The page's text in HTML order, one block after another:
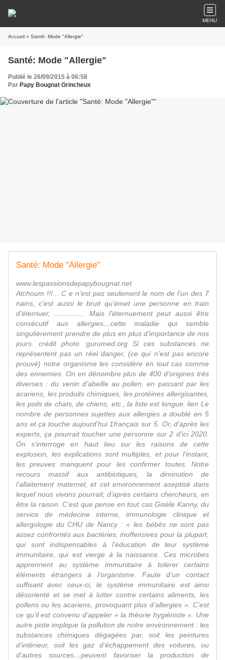
MENU
Accueil » Santé: Mode "Allergie"
Santé: Mode "Allergie"
Publié le 26/09/2015 à 06:58
Par Papy Bougnat Grincheux
Santé: Mode "Allergie"
www.lespassionsdepapybougnat.net
Atchoum !!!... C e n’est pas seulement le nom de l’un des 7
nains, c’est aussi le bruit qu’émet une personne en train
d’éternuer, ............... Mais l’éternuement peut aussi être
consécutif aux allergies…cette maladie qui semble
singulièrement prendre de plus en plus d’importance de nos
jours. crédit photo :gurumed.org Si ces substances ne
représentent pas un réel danger, (ce qui n’est pas encore
prouvé) notre organisme les considère en tout cas comme
des ennemies. On en dénombre plus de 400 d’origines très
diverses : du venin d’abeille au pollen, en passant par les
acariens, les produits chimiques, les protéines allergisantes,
les poils de chats, de chiens, etc., la liste est longue. lien Le
nombre de personnes sujettes aux allergies a doublé en 5
ans et ça touche aujourd’hui 1français sur 5. Or, d’après les
experts, ça pourrait toucher une personne sur 2 d'ici 2020.
On s’interroge en haut lieu sur les raisons de cette
explosion, les explications sont multiples, et pour l’instant,
les preuves manquent pour les confirmer toutes. Notre
recours massif aux antibiotiques, la diminution de
l’allaitement maternel, et cet environnement aseptisé dans
lequel nous vivons pourrait, d’après certains chercheurs, en
être la raison. C’est que pense en tout cas Gisèle Kanny, du
service de médecine interne, immunologie clinique et
allergologie du CHU de Nancy : « les bébés ne sont pas
assez confrontés aux bactéries, inoffensives pour la plupart,
qui sont indispensables à l’éducation de leur système
immunitaire, qui est vierge à la naissance. Ces microbes
apprennent au système immunitaire à tolérer certains
éléments étrangers à l’organisme. Faute d’un contact
suffisant avec ceux-ci, le système immunitaire est ainsi
désorienté et se met à lutter contre certains aliments, les
pollens ou les acariens, provoquant plus d’allergies ». C’est
ce qu’il est convenu d’appeler « la théorie hygiéniste ». Une
autre piste implique la pollution de notre environnement : les
substances chimiques dégagées par, soit les peintures
d’intérieur, soit les gaz d’échappement des voitures, ou
d’autres sources…peuvent favoriser la production de